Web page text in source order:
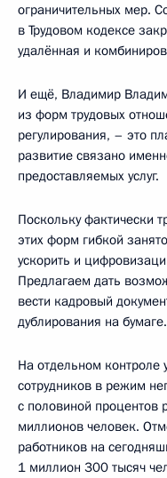
ограничительных мер.
в Трудовом кодексе
удалённая и
И ещё, Владимир
из форм трудовых
регулирования, – это
развитие связано
предоставляемых услуг.
Поскольку фактически
этих форм гибкой
ускорить и
Предлагаем дать
вести кадровый
дублирования на бумаге.
На отдельном контроле
сотрудников в режим
с половиной процентов
миллионов человек.
работников на
1 миллион 300 тысяч